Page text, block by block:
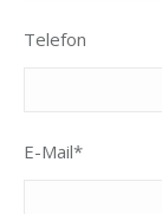
Telefon
E-Mail*